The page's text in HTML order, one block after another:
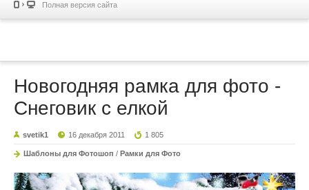
Полная версия сайта
Новогодняя рамка для фото -
Снеговик с елкой
svetik1 16 декабря 2011 1 805
Шаблоны для Фотошоп / Рамки для Фото